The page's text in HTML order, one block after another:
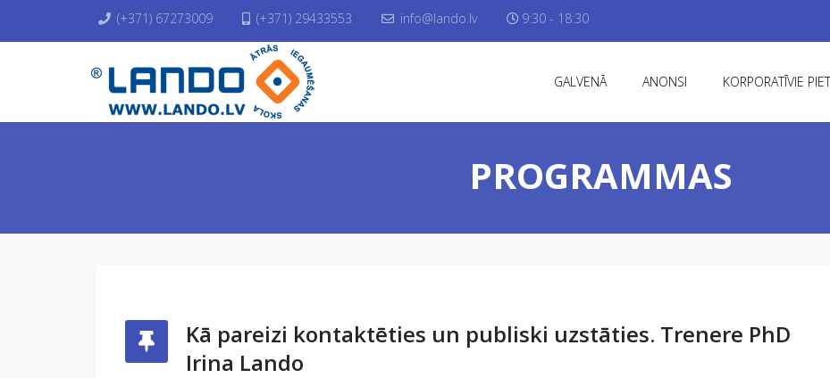
(+371) 67273009 (+371) 29433553 info@lando.lv 9:30 - 18:30
GALVENĀ ANONSI KORPORATĪVIE
PROGRAMMAS
Kā pareizi kontaktēties un publiski uzstāties. Trenere PhD
Irina Lando